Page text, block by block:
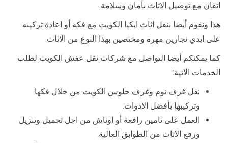
اتقان مع توصيل الاثاث بأمان وسلامة.
هذا ونقوم أيضا بنقل اثاث ايكيا الكويت مع فكه أو اعادة تركيبه
على ايدي نجارين مهرة ومختصين بهذا النوع من الاثاث.
كما يمكنكم أيضا التواصل مع شركات نقل عفش الكويت لطلب
الخدمات الاتية:
نقل غرف نوم وغرف جلوس الكويت من خلال فكها
وتركيبها بأفضل الادوات.
العمل على تامين رافعة أو اوناش من اجل تحميل وتنزيل
ورفع الاثاث من الطوابق العالية.